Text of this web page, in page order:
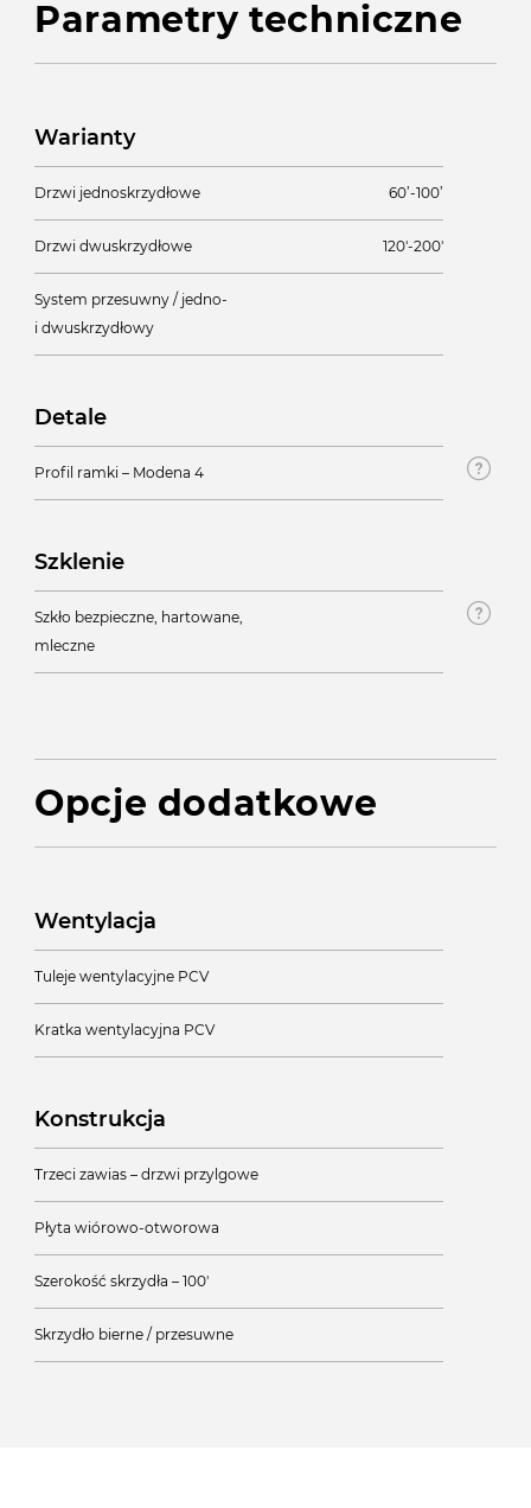
Parametry techniczne
Warianty
Drzwi jednoskrzydłowe 60’-100’
Drzwi dwuskrzydłowe 120'-200'
System przesuwny / jedno-
i dwuskrzydłowy
Detale
Profil ramki – Modena 4
Szklenie
Szkło bezpieczne, hartowane,
mleczne
Opcje dodatkowe
Wentylacja
Tuleje wentylacyjne PCV
Kratka wentylacyjna PCV
Konstrukcja
Trzeci zawias – drzwi przylgowe
Płyta wiórowo-otworowa
Szerokość skrzydła – 100'
Skrzydło bierne / przesuwne